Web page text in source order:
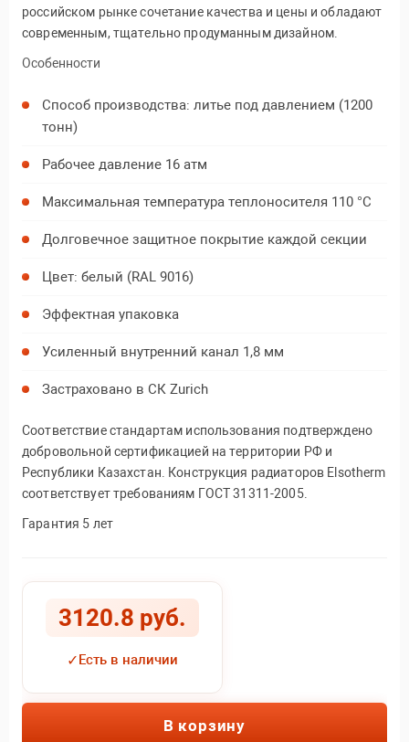
российском рынке сочетание качества и цены и обладают
современным, тщательно продуманным дизайном.
Особенности
Способ производства: литье под давлением (1200
тонн)
Рабочее давление 16 атм
Максимальная температура теплоносителя 110 °C
Долговечное защитное покрытие каждой секции
Цвет: белый (RAL 9016)
Эффектная упаковка
Усиленный внутренний канал 1,8 мм
Застраховано в СК Zurich
Соответствие стандартам использования подтверждено
добровольной сертификацией на территории РФ и
Республики Казахстан. Конструкция радиаторов Elsotherm
соответствует требованиям ГОСТ 31311-2005.
Гарантия 5 лет
3120.8 руб.
✓Есть в наличии
В корзину